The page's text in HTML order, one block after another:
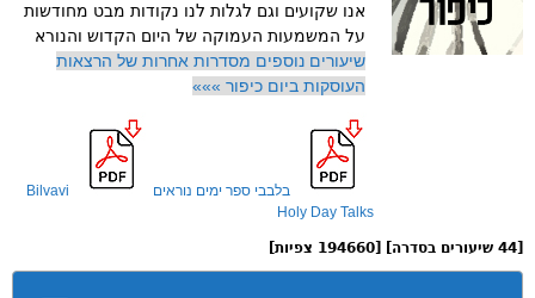
אנו שקועים וגם לגלות לנו נקודות מבט מחודשות
על המשמעות העמוקה של היום הקדוש והנורא
שיעורים נוספים מסדרות אחרות של הרצאות
העוסקות ביום כיפור »»»
בלבבי ספר ימים נוראים
Bilvavi
Holy Day Talks